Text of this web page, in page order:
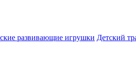
развивающие игрушки Детский